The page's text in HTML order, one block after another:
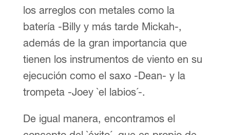
los arreglos con metales como la
batería -Billy y más tarde Mickah-,
además de la gran importancia que
tienen los instrumentos de viento en su
ejecución como el saxo -Dean- y la
trompeta -Joey `el labios´-.
De igual manera, encontramos el